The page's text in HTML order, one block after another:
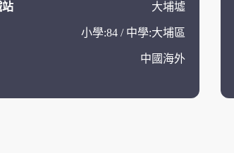
站 大埔墟
小學:84 / 中學:大埔區
中國海外